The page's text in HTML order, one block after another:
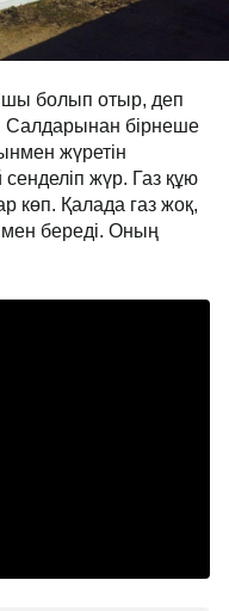
болып отыр, деп
Салдарынан бірнеше
жүретін
жүр. Газ құю
көп. Қалада газ жоқ,
береді. Оның